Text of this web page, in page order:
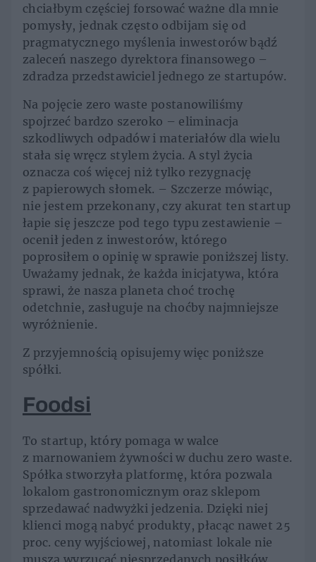
chciałbym częściej forsować ważne dla mnie
pomysły, jednak często odbijam się od
pragmatycznego myślenia inwestorów bądź
zaleceń naszego dyrektora finansowego –
zdradza przedstawiciel jednego ze startupów.
Na pojęcie zero waste postanowiliśmy
spojrzeć bardzo szeroko – eliminacja
szkodliwych odpadów i materiałów dla wielu
stała się wręcz stylem życia. A styl życia
oznacza coś więcej niż tylko rezygnację
z papierowych słomek. – Szczerze mówiąc,
nie jestem przekonany, czy akurat ten startup
łapie się jeszcze pod tego typu zestawienie –
ocenił jeden z inwestorów, którego
poprosiłem o opinię w sprawie poniższej listy.
Uważamy jednak, że każda inicjatywa, która
sprawi, że nasza planeta choć trochę
odetchnie, zasługuje na choćby najmniejsze
wyróżnienie.
Z przyjemnością opisujemy więc poniższe
spółki.
Foodsi
To startup, który pomaga w walce
z marnowaniem żywności w duchu zero waste.
Spółka stworzyła platformę, która pozwala
lokalom gastronomicznym oraz sklepom
sprzedawać nadwyżki jedzenia. Dzięki niej
klienci mogą nabyć produkty, płacąc nawet 25
proc. ceny wyjściowej, natomiast lokale nie